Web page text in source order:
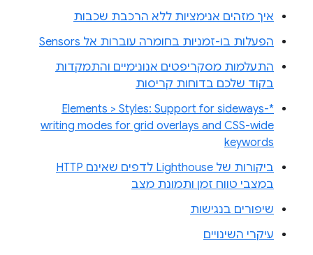
איך מזהים אנימציות ללא הרכבת שכבות
הפעלות בו-זמניות בחומרה עוברות אל Sensors
התעלמות מסקריפטים אנונימיים והתמקדות
בקוד שלכם בדוחות קריסות
Elements > Styles: Support for sideways-*
writing modes for grid overlays and CSS-wide
keywords
ביקורות של Lighthouse לדפים שאינם HTTP
במצבי טווח זמן ותמונת מצב
שיפורים בנגישות
עיקרי השינויים